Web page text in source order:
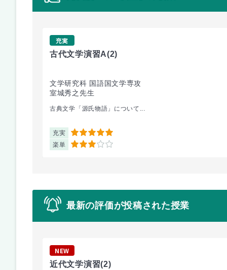
充実
古代文学演習A(2)
文学研究科 国語国文学専攻
室城秀之先生
古典文学「源氏物語」について...
充実 5
楽単 3
最新の評価が投稿された授業
NEW
近代文学演習(2)